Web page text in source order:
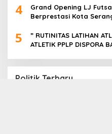
4
Grand Opening LJ
Berprestasi Kota
5
” RUTINITAS LATIHAN
ATLETIK PPLP DISPORA
Politik Terbaru